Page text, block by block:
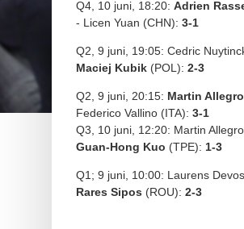
Q4, 10 juni, 18:20: Adrien
- Licen Yuan (CHN): 3-1
Q2, 9 juni, 19:05: Cedric
Maciej Kubik (POL): 2-3
Q2, 9 juni, 20:15: Martin Allegro
Federico Vallino (ITA): 3-1
Q3, 10 juni, 12:20: Martin
Guan-Hong Kuo (TPE): 1-3
Q1; 9 juni, 10:00: Laurens
Rares Sipos (ROU): 2-3